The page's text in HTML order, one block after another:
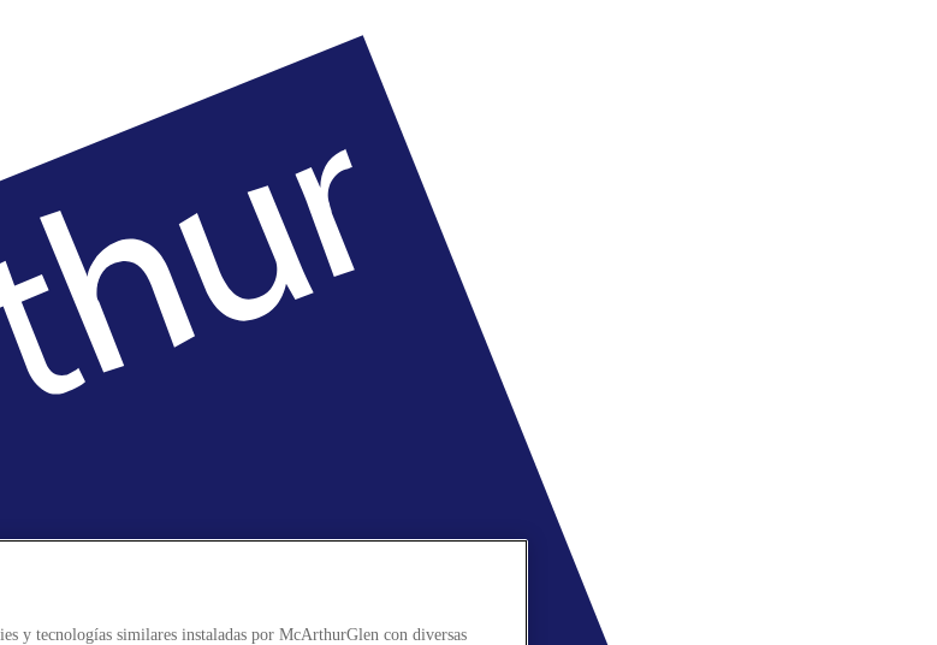
y tecnologías similares instaladas por McArthurGlen con diversas